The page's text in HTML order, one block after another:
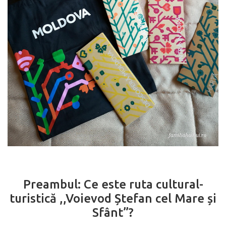
Preambul: Ce este ruta cultural-
turistică ,,Voievod Ștefan cel Mare și
Sfânt”?